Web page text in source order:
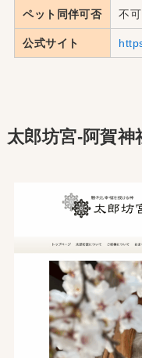
ペット同伴可否 不可
公式サイト
太郎坊宮-阿賀神